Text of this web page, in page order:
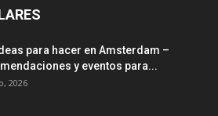
para hacer en Amsterdam –
y eventos para...
2026